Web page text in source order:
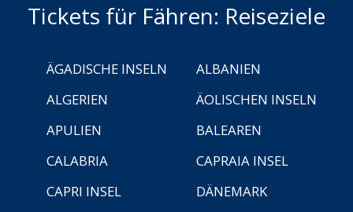
Tickets für Fähren: Reiseziele
ÄGADISCHE INSELN
ALBANIEN
ALGERIEN
ÄOLISCHEN INSELN
APULIEN
BALEAREN
CALABRIA
CAPRAIA INSEL
CAPRI INSEL
DÄNEMARK